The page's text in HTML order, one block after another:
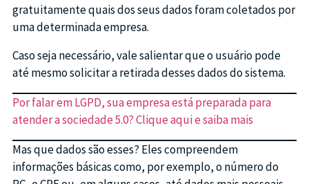
gratuitamente quais dos seus dados foram coletados por
uma determinada empresa.
Caso seja necessário, vale salientar que o usuário pode
até mesmo solicitar a retirada desses dados do sistema.
Por falar em LGPD, sua empresa está preparada para
atender a sociedade 5.0? Clique aqui e saiba mais
Mas que dados são esses? Eles compreendem
informações básicas como, por exemplo, o número do